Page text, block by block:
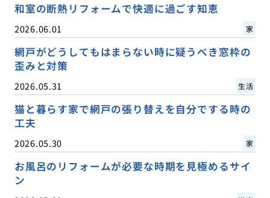
和室の断熱リフォームで快適に過ごす知恵
2026.06.01 家
網戸がどうしてもはまらない時に疑うべき窓枠の
歪みと対策
2026.05.31 生活
猫と暮らす家で網戸の張り替えを自分でする時の
工夫
2026.05.30 家
お風呂のリフォームが必要な時期を見極めるサイ
ン